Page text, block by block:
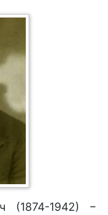
(1874-1942) −